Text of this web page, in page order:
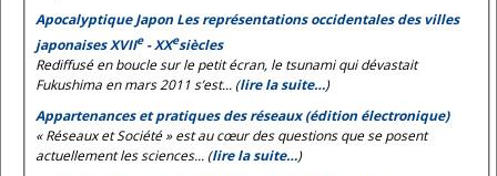
Apocalyptique Japon Les représentations occidentales des villes
japonaises XVIIe- XXesiècles
Rediffusé en boucle sur le petit écran, le tsunami qui dévastait
Fukushima en mars 2011 s’est... (lire la suite…)
Appartenances et pratiques des réseaux (édition électronique)
« Réseaux et Société » est au cœur des questions que se posent
actuellement les sciences... (lire la suite…)